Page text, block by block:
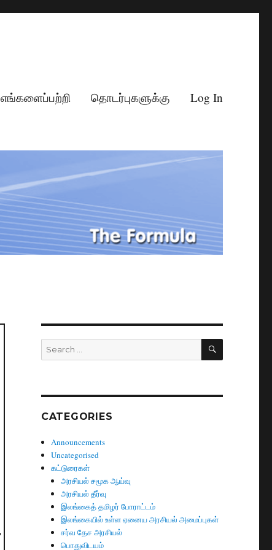
எங்களைப்பற்றி தொடர்புகளுக்கு Log In
Search
for:
SEARCH
CATEGORIES
Announcements
Uncategorised
கட்டுரைகள்
அரசியல் சமூக ஆய்வு
அரசியல் தீர்வு
இலங்கைத் தமிழர் போராட்டம்
இலங்கையில் உள்ள ஏனைய அரசியல் அமைப்புகள்
சர்வ தேச அரசியல்
பொதுவிடயம்